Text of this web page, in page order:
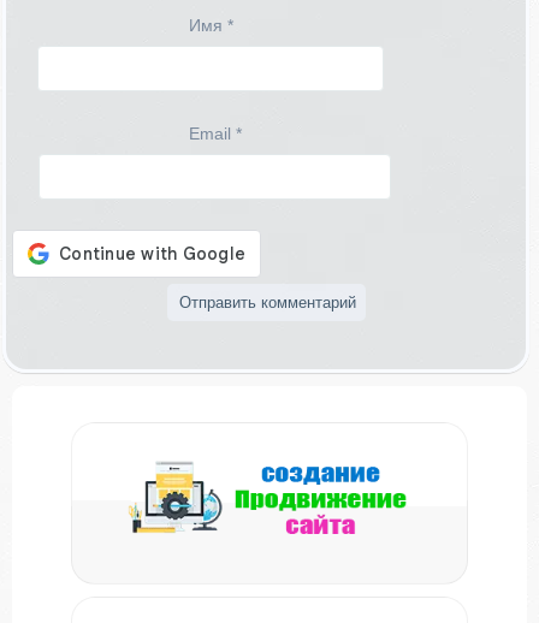
Имя *
Email *